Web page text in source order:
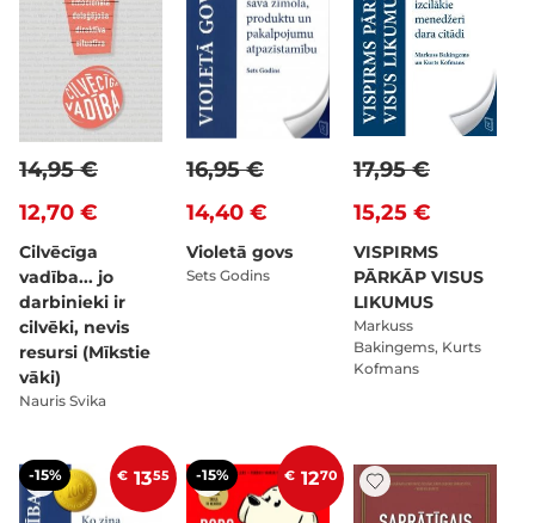
12,70 €
14,95 €
Cilvēcīga
vadība... jo
darbinieki ir
cilvēki, nevis
resursi (Mīkstie
vāki)
Nauris Svika
14,40 €
16,95 €
Violetā govs
Sets Godins
15,25 €
17,95 €
VISPIRMS
PĀRKĀP VISUS
LIKUMUS
Markuss
Bakingems, Kurts
Kofmans
-15% € 1355 -15% € 1270